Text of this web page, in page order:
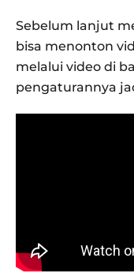
Sebelum lanjut
bisa menonton
melalui video di
pengaturannya